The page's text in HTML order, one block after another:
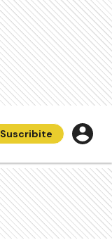
Suscribite